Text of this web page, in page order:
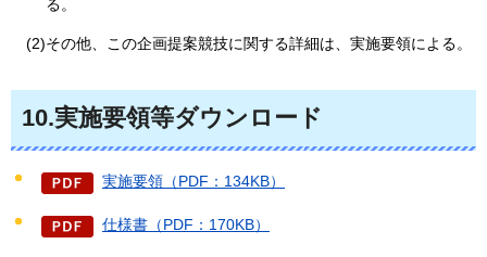
る。
(2)その他、この企画提案競技に関する詳細は、実施要領による。
10.実施要領等ダウンロード
実施要領（PDF：134KB）
仕様書（PDF：170KB）